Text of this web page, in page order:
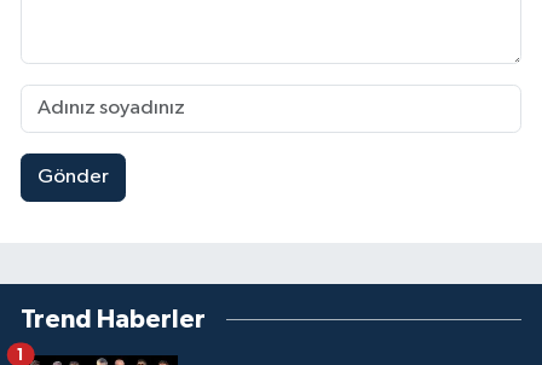
Gönder
Trend Haberler
1